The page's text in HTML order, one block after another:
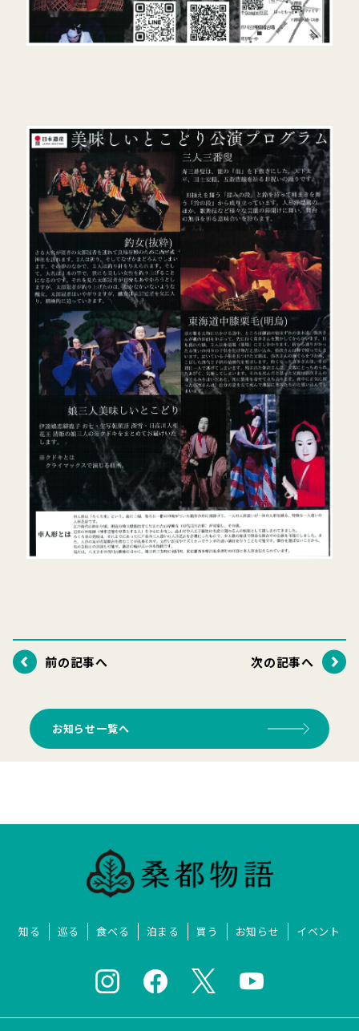
前の記事へ 次の記事へ
お知らせ一覧へ
知る 巡る 食べる 泊まる 買う お知らせ イベント